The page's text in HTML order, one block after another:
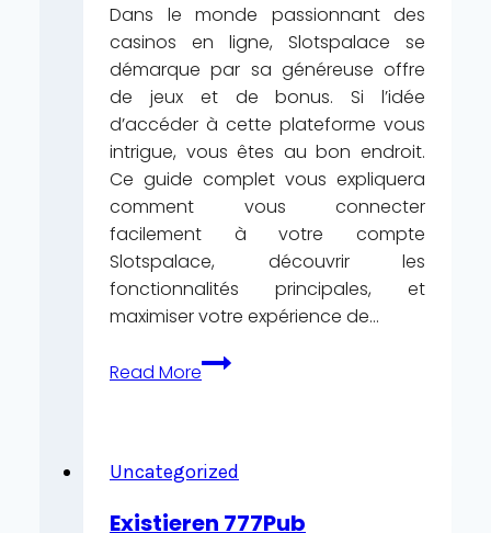
Bonus
Dans le monde passionnant des
casinos en ligne, Slotspalace se
démarque par sa généreuse offre
de jeux et de bonus. Si l’idée
d’accéder à cette plateforme vous
intrigue, vous êtes au bon endroit.
Ce guide complet vous expliquera
comment vous connecter
facilement à votre compte
Slotspalace, découvrir les
fonctionnalités principales, et
maximiser votre expérience de…
Read MoreComment
Accéder
de
Casino:
Uncategorized
Existieren 777Pub